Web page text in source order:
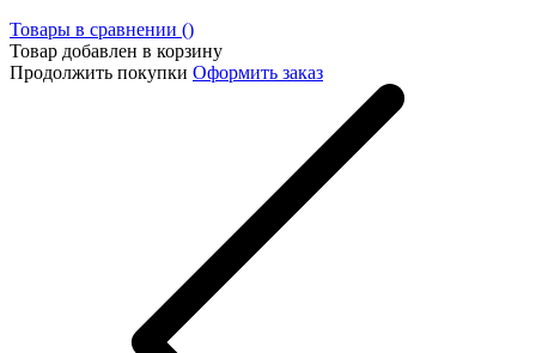
Товары в сравнении ()
Товар добавлен в корзину
Продолжить покупки Оформить заказ